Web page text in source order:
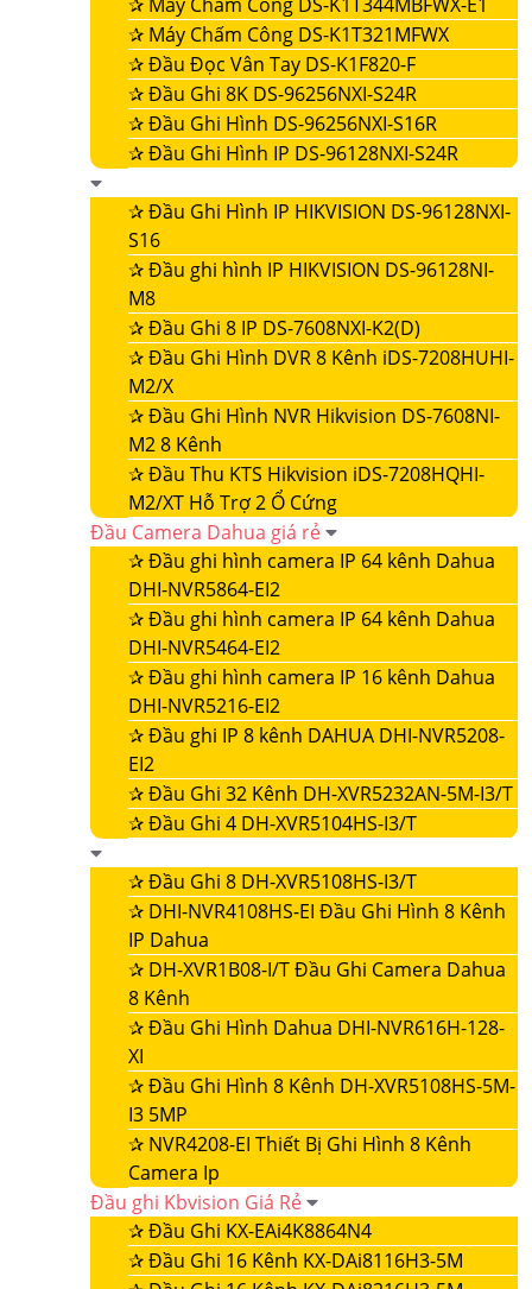
✰ Máy Chấm Công DS-K1T321MFWX
✰Đầu Đọc Vân Tay DS-K1F820-F
✰Đầu Ghi 8K DS-96256NXI-S24R
✰Đầu Ghi Hình DS-96256NXI-S16R
✰Đầu Ghi Hình IP DS-96128NXI-S24R
✰Đầu Ghi Hình IP HIKVISION DS-96128NXI-
S16
✰Đầu ghi hình IP HIKVISION DS-96128NI-
M8
✰Đầu Ghi 8 IP DS-7608NXI-K2(D)
✰Đầu Ghi Hình DVR 8 Kênh iDS-7208HUHI-
M2/X
✰Đầu Ghi Hình NVR Hikvision DS-7608NI-
M2 8 Kênh
✰Đầu Thu KTS Hikvision iDS-7208HQHI-
M2/XT Hỗ Trợ 2 Ổ Cứng
Đầu Camera Dahua giá rẻ
✰Đầu ghi hình camera IP 64 kênh Dahua
DHI-NVR5864-EI2
✰Đầu ghi hình camera IP 64 kênh Dahua
DHI-NVR5464-EI2
✰Đầu ghi hình camera IP 16 kênh Dahua
DHI-NVR5216-EI2
✰Đầu ghi IP 8 kênh DAHUA DHI-NVR5208-
EI2
✰Đầu Ghi 32 Kênh DH-XVR5232AN-5M-I3/T
✰Đầu Ghi 4 DH-XVR5104HS-I3/T
✰Đầu Ghi 8 DH-XVR5108HS-I3/T
✰ DHI-NVR4108HS-EI Đầu Ghi Hình 8 Kênh
IP Dahua
✰ DH-XVR1B08-I/T Đầu Ghi Camera Dahua
8 Kênh
✰Đầu Ghi Hình Dahua DHI-NVR616H-128-
XI
✰Đầu Ghi Hình 8 Kênh DH-XVR5108HS-5M-
I3 5MP
✰ NVR4208-EI Thiết Bị Ghi Hình 8 Kênh
Camera Ip
Đầu ghi Kbvision Giá Rẻ
✰Đầu Ghi KX-EAi4K8864N4
✰Đầu Ghi 16 Kênh KX-DAi8116H3-5M